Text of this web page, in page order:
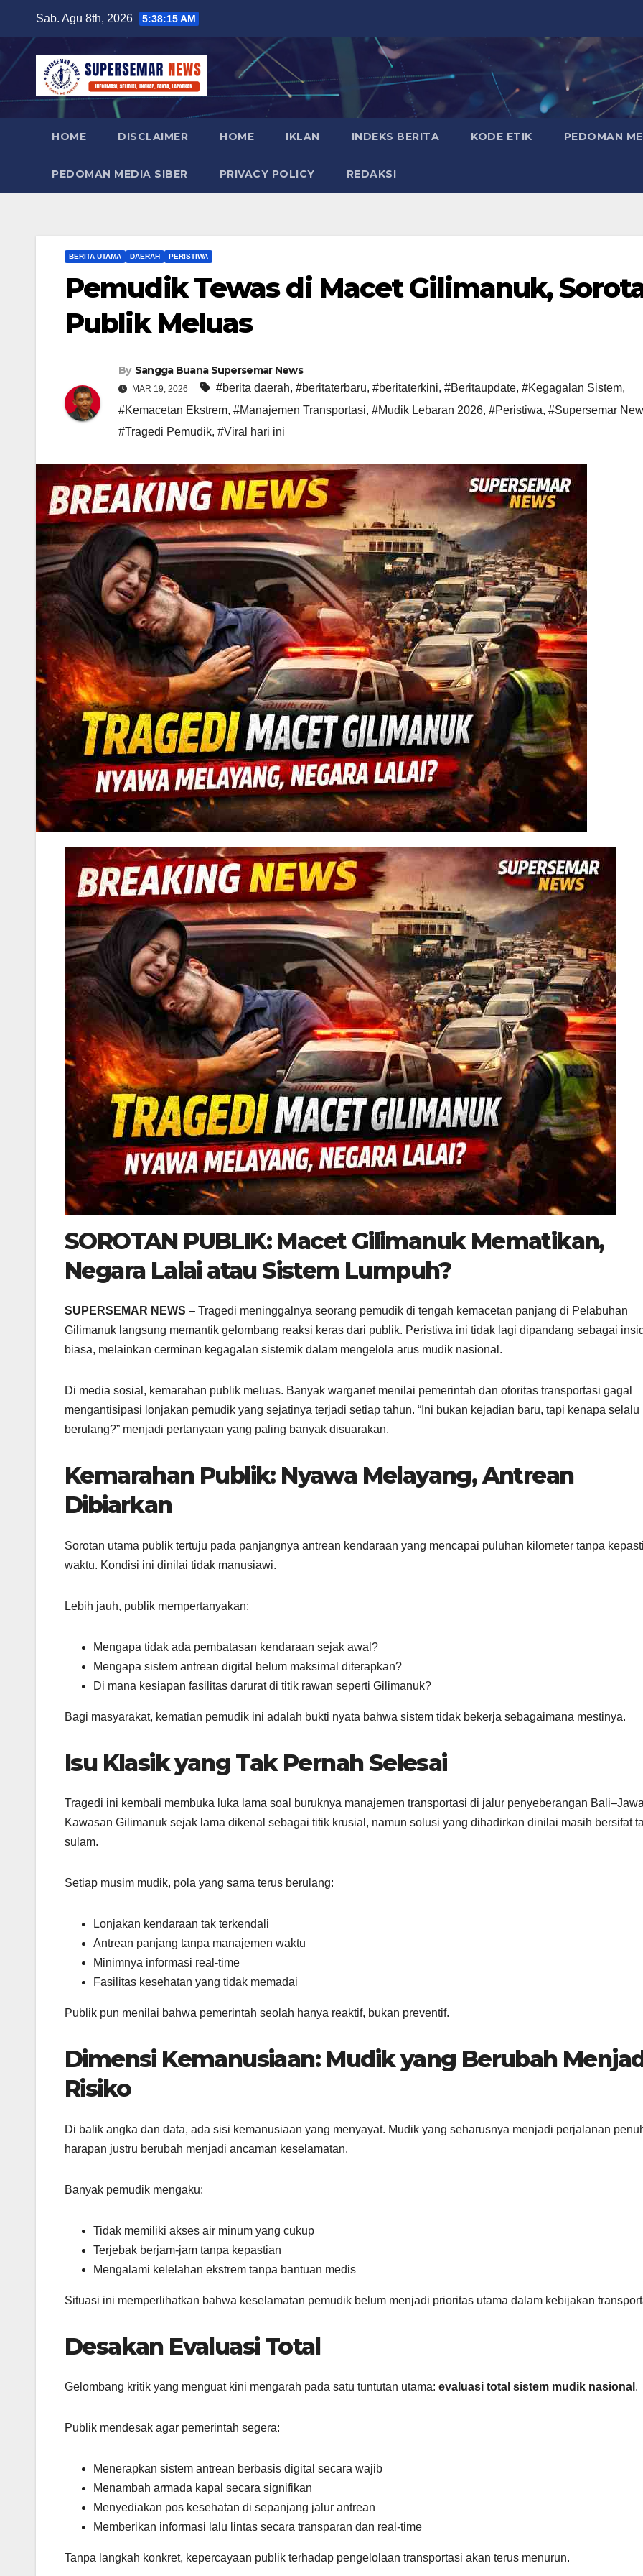
content
Sab. Agu 8th, 2026 5:38:16 AM
HOME DISCLAIMER HOME IKLAN INDEKS BERITA KODE ETIK PEDOMAN
PEDOMAN MEDIA SIBER PRIVACY POLICY REDAKSI
BERITA UTAMA DAERAH PERISTIWA
Pemudik Tewas di Macet Gilimanuk,
Publik Meluas
By Sangga Buana Supersemar News
MAR 19, 2026 #berita daerah, #beritaterbaru, #beritaterkini, #Beritaupdate, #Kegagalan Sistem,
#Kemacetan Ekstrem, #Manajemen Transportasi, #Mudik Lebaran 2026, #Peristiwa, #Supersemar
#Tragedi Pemudik, #Viral hari ini
SOROTAN PUBLIK: Macet Gilimanuk Mematikan,
Negara Lalai atau Sistem Lumpuh?
SUPERSEMAR NEWS – Tragedi meninggalnya seorang pemudik di tengah kemacetan panjang di Pelabuhan
Gilimanuk langsung memantik gelombang reaksi keras dari publik. Peristiwa ini tidak lagi dipandang sebagai
biasa, melainkan cerminan kegagalan sistemik dalam mengelola arus mudik nasional.
Di media sosial, kemarahan publik meluas. Banyak warganet menilai pemerintah dan otoritas transportasi gagal
mengantisipasi lonjakan pemudik yang sejatinya terjadi setiap tahun. “Ini bukan kejadian baru, tapi kenapa selalu
berulang?” menjadi pertanyaan yang paling banyak disuarakan.
Kemarahan Publik: Nyawa Melayang, Antrean
Dibiarkan
Sorotan utama publik tertuju pada panjangnya antrean kendaraan yang mencapai puluhan kilometer tanpa
waktu. Kondisi ini dinilai tidak manusiawi.
Lebih jauh, publik mempertanyakan:
Mengapa tidak ada pembatasan kendaraan sejak awal?
Mengapa sistem antrean digital belum maksimal diterapkan?
Di mana kesiapan fasilitas darurat di titik rawan seperti Gilimanuk?
Bagi masyarakat, kematian pemudik ini adalah bukti nyata bahwa sistem tidak bekerja sebagaimana mestinya.
Isu Klasik yang Tak Pernah Selesai
Tragedi ini kembali membuka luka lama soal buruknya manajemen transportasi di jalur penyeberangan
Kawasan Gilimanuk sejak lama dikenal sebagai titik krusial, namun solusi yang dihadirkan dinilai masih bersifat
sulam.
Setiap musim mudik, pola yang sama terus berulang:
Lonjakan kendaraan tak terkendali
Antrean panjang tanpa manajemen waktu
Minimnya informasi real-time
Fasilitas kesehatan yang tidak memadai
Publik pun menilai bahwa pemerintah seolah hanya reaktif, bukan preventif.
Dimensi Kemanusiaan: Mudik yang Berubah
Risiko
Di balik angka dan data, ada sisi kemanusiaan yang menyayat. Mudik yang seharusnya menjadi perjalanan
harapan justru berubah menjadi ancaman keselamatan.
Banyak pemudik mengaku:
Tidak memiliki akses air minum yang cukup
Terjebak berjam-jam tanpa kepastian
Mengalami kelelahan ekstrem tanpa bantuan medis
Situasi ini memperlihatkan bahwa keselamatan pemudik belum menjadi prioritas utama dalam kebijakan
Desakan Evaluasi Total
Gelombang kritik yang menguat kini mengarah pada satu tuntutan utama: evaluasi total sistem mudik nasional .
Publik mendesak agar pemerintah segera:
Menerapkan sistem antrean berbasis digital secara wajib
Menambah armada kapal secara signifikan
Menyediakan pos kesehatan di sepanjang jalur antrean
Memberikan informasi lalu lintas secara transparan dan real-time
Tanpa langkah konkret, kepercayaan publik terhadap pengelolaan transportasi akan terus menurun.